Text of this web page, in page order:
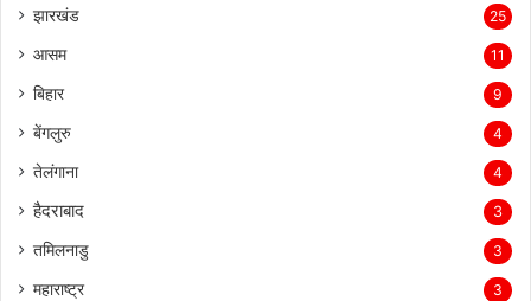
झारखंड 25
आसम 11
बिहार 9
बेंगलुरु 4
तेलंगाना 4
हैदराबाद 3
तमिलनाडु 3
महाराष्ट्र 3